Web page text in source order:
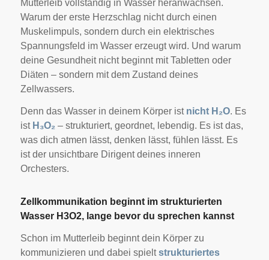
Mutterleib vollständig in Wasser heranwachsen.
Warum der erste Herzschlag nicht durch einen
Muskelimpuls, sondern durch ein elektrisches
Spannungsfeld im Wasser erzeugt wird. Und warum
deine Gesundheit nicht beginnt mit Tabletten oder
Diäten – sondern mit dem Zustand deines
Zellwassers.
Denn das Wasser in deinem Körper ist nicht H₂O. Es
ist H₃O₂ – strukturiert, geordnet, lebendig. Es ist das,
was dich atmen lässt, denken lässt, fühlen lässt. Es
ist der unsichtbare Dirigent deines inneren
Orchesters.
Zellkommunikation beginnt im strukturierten
Wasser H3O2, lange bevor du sprechen kannst
Schon im Mutterleib beginnt dein Körper zu
kommunizieren und dabei spieltstrukturiertes